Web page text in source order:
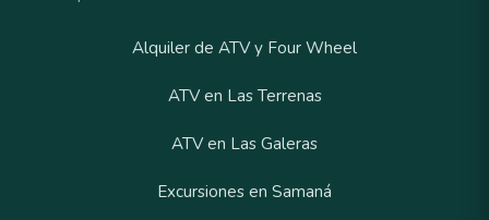
Alquiler de ATV y Four Wheel
ATV en Las Terrenas
ATV en Las Galeras
Excursiones en Samaná